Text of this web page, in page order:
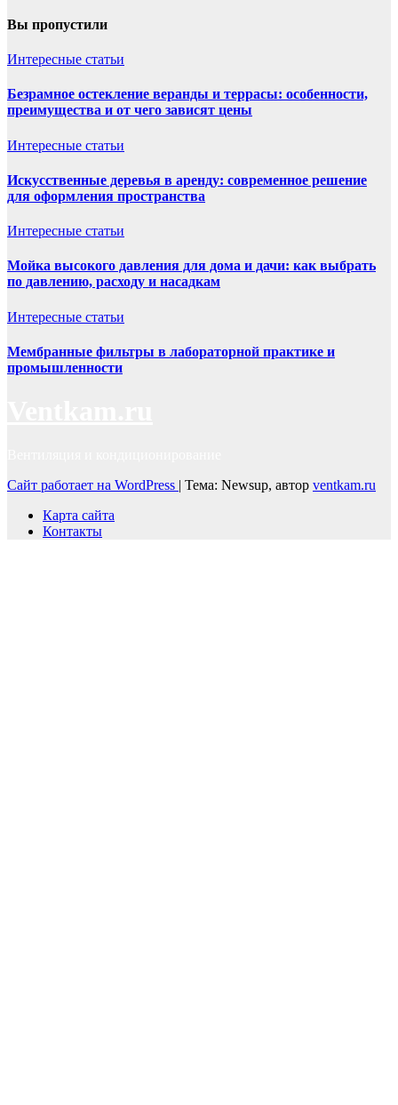
Вы пропустили
Интересные статьи
Безрамное остекление веранды и террасы: особенности,
преимущества и от чего зависят цены
Интересные статьи
Искусственные деревья в аренду: современное решение
для оформления пространства
Интересные статьи
Мойка высокого давления для дома и дачи: как выбрать
по давлению, расходу и насадкам
Интересные статьи
Мембранные фильтры в лабораторной практике и
промышленности
Сайт работает на WordPress | Тема: Newsup, автор ventkam.ru
Карта сайта
Контакты